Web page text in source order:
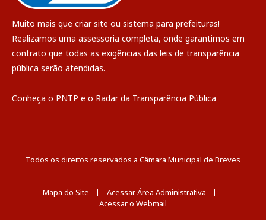
Muito mais que criar site ou sistema para prefeituras!
Realizamos uma assessoria completa, onde garantimos em
contrato que todas as exigências das leis de transparência
pública serão atendidas.
Conheça o PNTP e o Radar da Transparência Pública
Todos os direitos reservados a Câmara Municipal de Breves
Mapa do Site
Acessar Área Administrativa
Acessar o Webmail